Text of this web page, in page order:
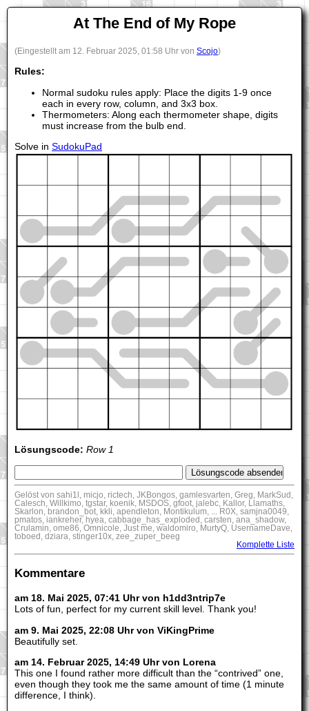
At The End of My Rope
(Eingestellt am 12. Februar 2025, 01:58 Uhr von Scojo)
Rules:
Normal sudoku rules apply: Place the digits 1-9 once
each in every row, column, and 3x3 box.
Thermometers: Along each thermometer shape, digits
must increase from the bulb end.
Solve in SudokuPad
Lösungscode: Row 1
Gelöst von sahi1l, micjo, rictech, JKBongos, gamlesvarten, Greg, MarkSud,
Calesch, Willkimo, tgstar, koenik, MSDOS, gfoot, jalebc, Kallor, Llamaths,
Skarlon, brandon_bot, kkli, apendleton, Montikulum, ... R0X, samjna0049,
pmatos, iankreher, hyea, cabbage_has_exploded, carsten, ana_shadow,
Crulamin, ome86, Omnicole, Just me, waldomiro, MurtyQ, UsernameDave,
toboed, dziara, stinger10x, zee_zuper_beeg
Komplette Liste
Kommentare
am 18. Mai 2025, 07:41 Uhr von h1dd3ntrip7e
Lots of fun, perfect for my current skill level. Thank you!
am 9. Mai 2025, 22:08 Uhr von ViKingPrime
Beautifully set.
am 14. Februar 2025, 14:49 Uhr von Lorena
This one I found rather more difficult than the “contrived” one,
even though they took me the same amount of time (1 minute
difference, I think).